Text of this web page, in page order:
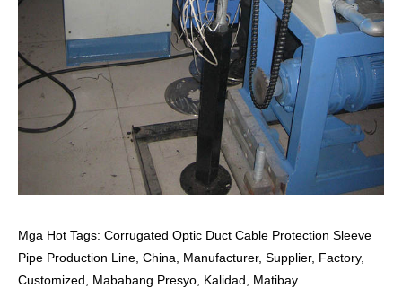
Mga Hot Tags: Corrugated Optic Duct Cable Protection Sleeve
Pipe Production Line, China, Manufacturer, Supplier, Factory,
Customized, Mababang Presyo, Kalidad, Matibay